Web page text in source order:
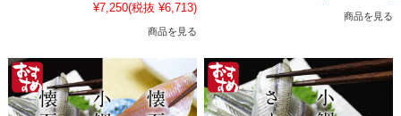
¥7,250(税抜 ¥6,713)
商品を見る
商品を見る